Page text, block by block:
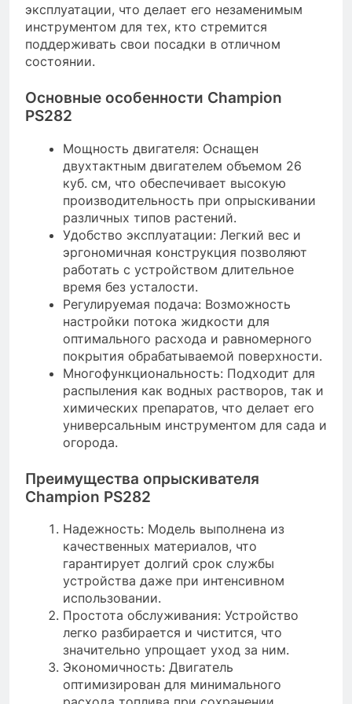
эксплуатации, что делает его незаменимым
инструментом для тех, кто стремится
поддерживать свои посадки в отличном
состоянии.
Основные особенности Champion
PS282
Мощность двигателя: Оснащен
двухтактным двигателем объемом 26
куб. см, что обеспечивает высокую
производительность при опрыскивании
различных типов растений.
Удобство эксплуатации: Легкий вес и
эргономичная конструкция позволяют
работать с устройством длительное
время без усталости.
Регулируемая подача: Возможность
настройки потока жидкости для
оптимального расхода и равномерного
покрытия обрабатываемой поверхности.
Многофункциональность: Подходит для
распыления как водных растворов, так и
химических препаратов, что делает его
универсальным инструментом для сада и
огорода.
Преимущества опрыскивателя
Champion PS282
Надежность: Модель выполнена из
качественных материалов, что
гарантирует долгий срок службы
устройства даже при интенсивном
использовании.
Простота обслуживания: Устройство
легко разбирается и чистится, что
значительно упрощает уход за ним.
Экономичность: Двигатель
оптимизирован для минимального